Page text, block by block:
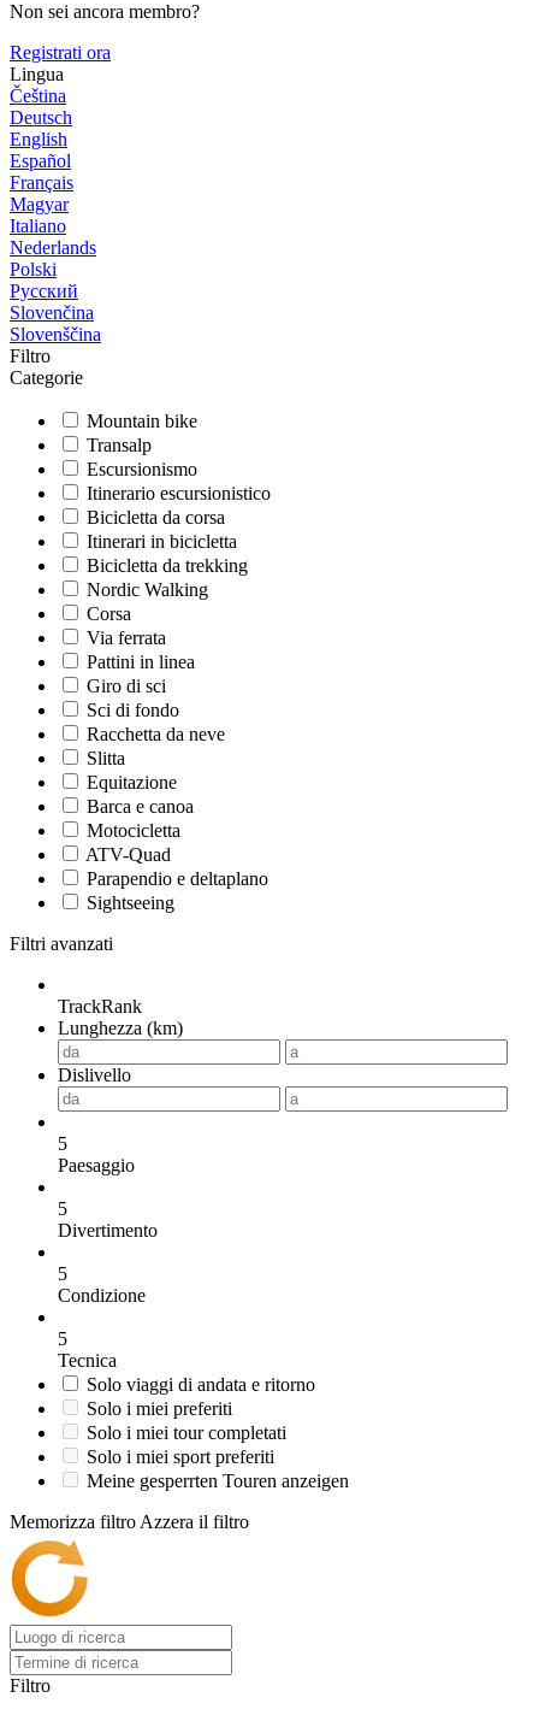
Non sei ancora membro?
Registrati ora
Lingua
Čeština
Deutsch
English
Español
Français
Magyar
Italiano
Nederlands
Polski
Русский
Slovenčina
Slovenščina
Filtro
Categorie
Mountain bike
Transalp
Escursionismo
Itinerario escursionistico
Bicicletta da corsa
Itinerari in bicicletta
Bicicletta da trekking
Nordic Walking
Corsa
Via ferrata
Pattini in linea
Giro di sci
Sci di fondo
Racchetta da neve
Slitta
Equitazione
Barca e canoa
Motocicletta
ATV-Quad
Parapendio e deltaplano
Sightseeing
Filtri avanzati
TrackRank
Lunghezza (km)
Dislivello
5
Paesaggio
5
Divertimento
5
Condizione
5
Tecnica
Solo viaggi di andata e ritorno
Solo i miei preferiti
Solo i miei tour completati
Solo i miei sport preferiti
Meine gesperrten Touren anzeigen
Memorizza filtro Azzera il filtro
Filtro